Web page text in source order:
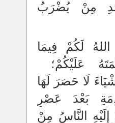
مِنْ يُضْرَبُ
لَكُمْ فِيمَا
عَلَيْكُمْ؛
لَا حَصَرَ لَهَا
بَعْدَ عَصْرِ
إِلَيْهِ النَّاسُ مِنْ